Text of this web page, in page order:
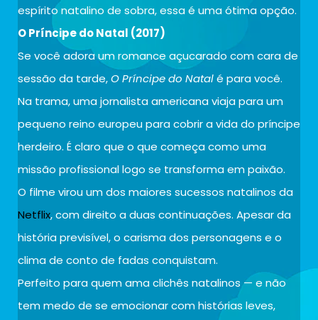
espírito natalino de sobra, essa é uma ótima opção.
O Príncipe do Natal (2017)
Se você adora um romance açucarado com cara de
sessão da tarde,O Príncipe do Natalé para você.
Na trama, uma jornalista americana viaja para um
pequeno reino europeu para cobrir a vida do príncipe
herdeiro. É claro que o que começa como uma
missão profissional logo se transforma em paixão.
O filme virou um dos maiores sucessos natalinos da
Netflix, com direito a duas continuações. Apesar da
história previsível, o carisma dos personagens e o
clima de conto de fadas conquistam.
Perfeito para quem ama clichês natalinos — e não
tem medo de se emocionar com histórias leves,